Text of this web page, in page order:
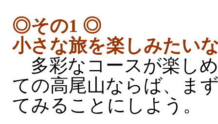
◎その1 ◎
小さな旅を楽しみたい
多彩なコースが楽し
ての高尾山ならば、ま
てみることにしよう。